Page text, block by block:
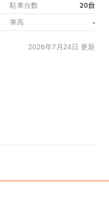
駐車台数 20台
車高 -
2026年7月24日 更新